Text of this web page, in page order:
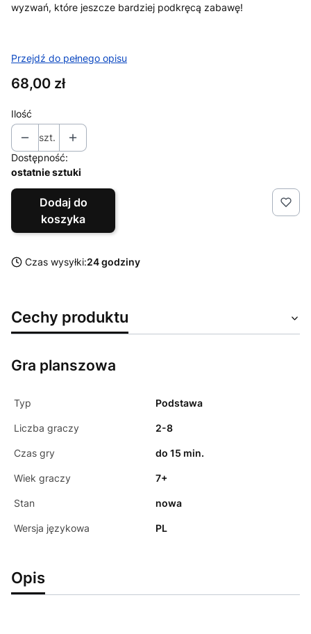
wyzwań, które jeszcze bardziej podkręcą zabawę!
Przejdź do pełnego opisu
Cena
68,00 zł
Ilość
szt.
Dostępność:
ostatnie sztuki
Dodaj do
koszyka
Czas wysyłki:24 godziny
Cechy produktu
Gra planszowa
Typ Podstawa
Liczba graczy 2-8
Czas gry do 15 min.
Wiek graczy 7+
Stan nowa
Wersja językowa PL
Opis